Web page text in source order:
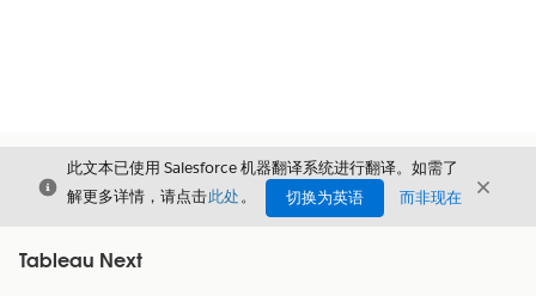
关闭
此文本已使用 Salesforce 机器翻译系统进行翻译。如需了
解更多详情，请点击此处。 切换为英语 而非现在 关闭
Tableau Next